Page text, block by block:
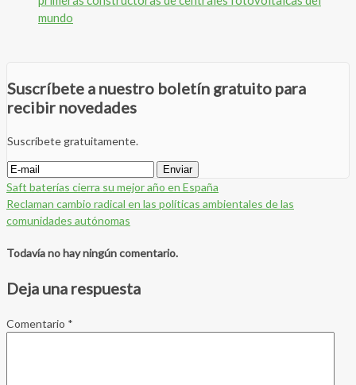
mundo
Suscríbete a nuestro boletín gratuito para
recibir novedades
Suscríbete gratuitamente.
Saft baterías cierra su mejor año en España
Reclaman cambio radical en las políticas ambientales de las
comunidades autónomas
Todavía no hay ningún comentario.
Deja una respuesta
Comentario *